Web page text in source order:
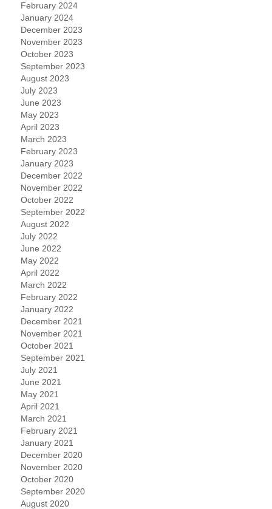
February 2024
January 2024
December 2023
November 2023
October 2023
September 2023
August 2023
July 2023
June 2023
May 2023
April 2023
March 2023
February 2023
January 2023
December 2022
November 2022
October 2022
September 2022
August 2022
July 2022
June 2022
May 2022
April 2022
March 2022
February 2022
January 2022
December 2021
November 2021
October 2021
September 2021
July 2021
June 2021
May 2021
April 2021
March 2021
February 2021
January 2021
December 2020
November 2020
October 2020
September 2020
August 2020